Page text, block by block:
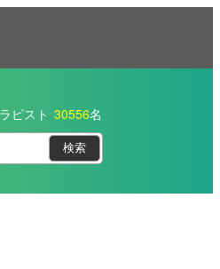
ピスト 30556名